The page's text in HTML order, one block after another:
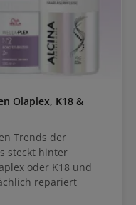
Olaplex, K18 &
Trends der
steckt hinter
oder K18 und
repariert